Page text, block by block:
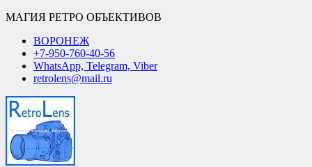
МАГИЯ РЕТРО ОБЪЕКТИВОВ
ВОРОНЕЖ
+7-950-760-40-56
WhatsApp, Telegram, Viber
retrolens@mail.ru